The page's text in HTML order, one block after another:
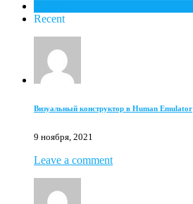
Recent
Визуальный конструктор в Human Emulator
9 ноября, 2021
Leave a comment